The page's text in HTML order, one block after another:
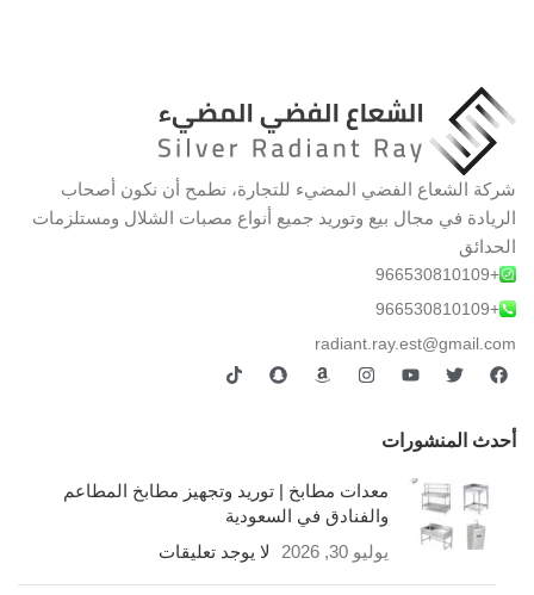
شركة الشعاع الفضي المضيء للتجارة، نطمح أن نكون أصحاب
الريادة في مجال بيع وتوريد جميع أنواع مصبات الشلال ومستلزمات
الحدائق
+966530810109
+966530810109
radiant.ray.est@gmail.com
أحدث المنشورات
معدات مطابخ | توريد وتجهيز مطابخ المطاعم
والفنادق في السعودية
يوليو 30, 2026
لا يوجد تعليقات